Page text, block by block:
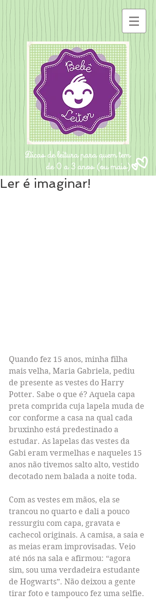
Ler é imaginar!
Quando fez 15 anos, minha filha
mais velha, Maria Gabriela, pediu
de presente as vestes do Harry
Potter. Sabe o que é? Aquela capa
preta comprida cuja lapela muda de
cor conforme a casa na qual cada
bruxinho está predestinado a
estudar. As lapelas das vestes da
Gabi eram vermelhas e naqueles 15
anos não tivemos salto alto, vestido
decotado nem balada a noite toda.
Com as vestes em mãos, ela se
trancou no quarto e dali a pouco
ressurgiu com capa, gravata e
cachecol originais. A camisa, a saia e
as meias eram improvisadas. Veio
até nós na sala e afirmou: “agora
sim, sou uma verdadeira estudante
de Hogwarts”. Não deixou a gente
tirar foto e tampouco fez uma selfie.